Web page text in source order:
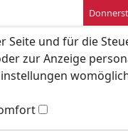
Seite und für die
zur Anzeige